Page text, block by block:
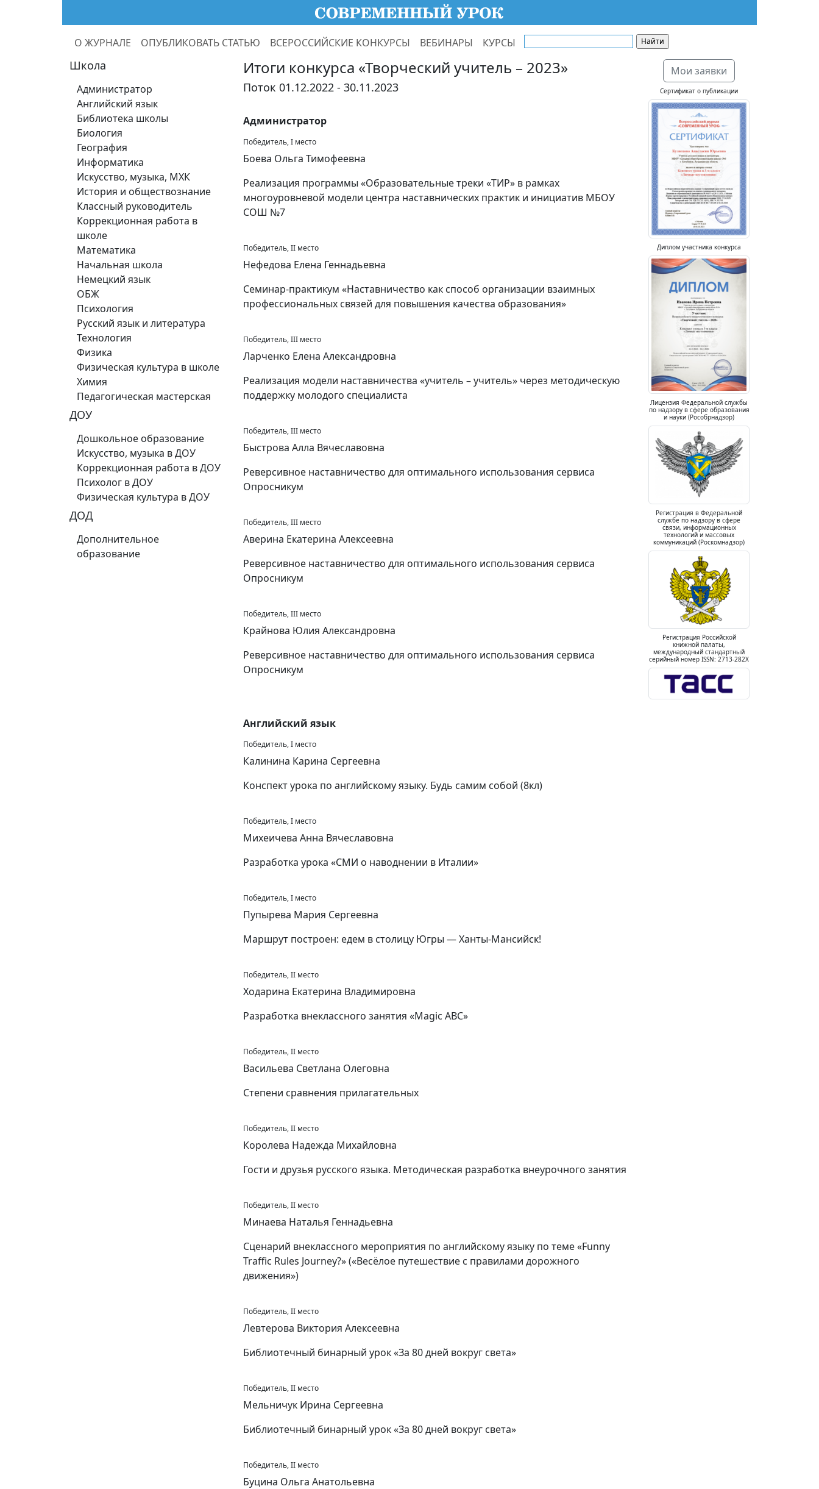
О ЖУРНАЛЕ ОПУБЛИКОВАТЬ СТАТЬЮ ВСЕРОССИЙСКИЕ КОНКУРСЫ ВЕБИНАРЫ КУРСЫ
Школа
Администратор
Английский язык
Библиотека школы
Биология
География
Информатика
Искусство, музыка, МХК
История и обществознание
Классный руководитель
Коррекционная работа в
школе
Математика
Начальная школа
Немецкий язык
ОБЖ
Психология
Русский язык и литература
Технология
Физика
Физическая культура в школе
Химия
Педагогическая мастерская
ДОУ
Дошкольное образование
Искусство, музыка в ДОУ
Коррекционная работа в ДОУ
Психолог в ДОУ
Физическая культура в ДОУ
ДОД
Дополнительное
образование
Итоги конкурса «Творческий учитель – 2023»
Поток 01.12.2022 - 30.11.2023
Администратор
Победитель, I место
Боева Ольга Тимофеевна
Реализация программы «Образовательные треки «ТИР» в рамках
многоуровневой модели центра наставнических практик и инициатив МБОУ
СОШ №7
Победитель, II место
Нефедова Елена Геннадьевна
Семинар-практикум «Наставничество как способ организации взаимных
профессиональных связей для повышения качества образования»
Победитель, III место
Ларченко Елена Александровна
Реализация модели наставничества «учитель – учитель» через методическую
поддержку молодого специалиста
Победитель, III место
Быстрова Алла Вячеславовна
Реверсивное наставничество для оптимального использования сервиса
Опросникум
Победитель, III место
Аверина Екатерина Алексеевна
Реверсивное наставничество для оптимального использования сервиса
Опросникум
Победитель, III место
Крайнова Юлия Александровна
Реверсивное наставничество для оптимального использования сервиса
Опросникум
Английский язык
Победитель, I место
Калинина Карина Сергеевна
Конспект урока по английскому языку. Будь самим собой (8кл)
Победитель, I место
Михеичева Анна Вячеславовна
Разработка урока «СМИ о наводнении в Италии»
Победитель, I место
Пупырева Мария Сергеевна
Маршрут построен: едем в столицу Югры — Ханты-Мансийск!
Победитель, II место
Ходарина Екатерина Владимировна
Разработка внеклассного занятия «Magic ABC»
Победитель, II место
Васильева Светлана Олеговна
Степени сравнения прилагательных
Победитель, II место
Королева Надежда Михайловна
Гости и друзья русского языка. Методическая разработка внеурочного занятия
Победитель, II место
Минаева Наталья Геннадьевна
Сценарий внеклассного мероприятия по английскому языку по теме «Funny
Traffic Rules Journey?» («Весёлое путешествие с правилами дорожного
движения»)
Победитель, II место
Левтерова Виктория Алексеевна
Библиотечный бинарный урок «За 80 дней вокруг света»
Победитель, II место
Мельничук Ирина Сергеевна
Библиотечный бинарный урок «За 80 дней вокруг света»
Победитель, II место
Буцина Ольга Анатольевна
Мои заявки
Сертификат о публикации
Диплом участника конкурса
Лицензия Федеральной службы
по надзору в сфере образования
и науки (Рособрнадзор)
Регистрация в Федеральной
службе по надзору в сфере
связи, информационных
технологий и массовых
коммуникаций (Роскомнадзор)
Регистрация Российской
книжной палаты,
международный стандартный
серийный номер ISSN: 2713-282X